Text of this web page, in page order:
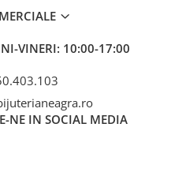
VINERI: 10:00-17:00
NE IN SOCIAL MEDIA